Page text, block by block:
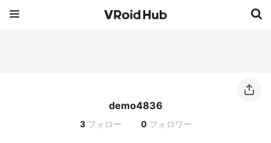
demo4836
3 フォロー 0 フォロワー